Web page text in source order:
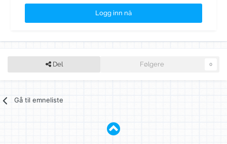
Logg inn nå
Del Følgere 0
Gå til emneliste